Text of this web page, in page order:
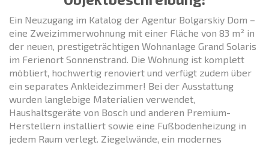
Ein Neuzugang im Katalog der Agentur Bolgarskiy Dom –
eine Zweizimmerwohnung mit einer Fläche von 83 m² in
der neuen, prestigeträchtigen Wohnanlage Grand Solaris
im Ferienort Sonnenstrand. Die Wohnung ist komplett
möbliert, hochwertig renoviert und verfügt zudem über
ein separates Ankleidezimmer! Bei der Ausstattung
wurden langlebige Materialien verwendet,
Haushaltsgeräte von Bosch und anderen Premium-
Herstellern installiert sowie eine Fußbodenheizung in
jedem Raum verlegt. Ziegelwände, ein modernes